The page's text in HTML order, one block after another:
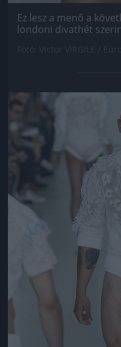
Ez lesz a menő a
londoni divathét